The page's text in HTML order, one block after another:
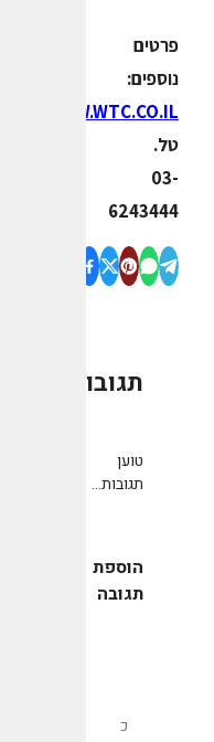
פרטים
נוספים:
WWW.WTC.CO.IL
טל.
03-
6243444
תגובות
טוען
תגובות...
הוספת
תגובה